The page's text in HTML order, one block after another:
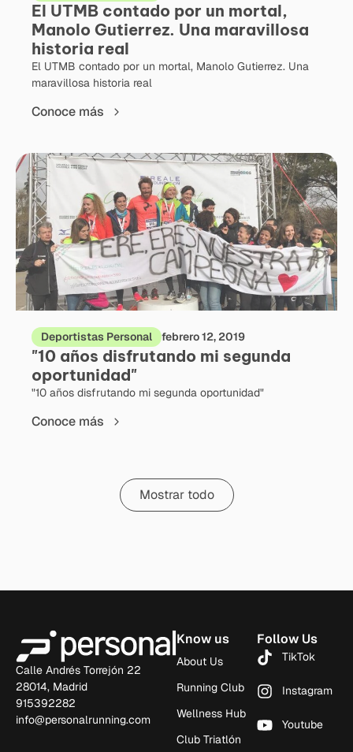
El UTMB contado por un mortal,
Manolo Gutierrez. Una maravillosa
historia real
El UTMB contado por un mortal, Manolo Gutierrez. Una
maravillosa historia real
Conoce más
Deportistas Personal febrero 12, 2019
"10 años disfrutando mi segunda
oportunidad"
"10 años disfrutando mi segunda oportunidad"
Conoce más
Mostrar todo
Calle Andrés Torrejón 22
28014, Madrid
915392282
info@personalrunning.com
Know us
About Us
Running Club
Wellness Hub
Club Triatlón
Follow Us
TikTok
Instagram
Youtube